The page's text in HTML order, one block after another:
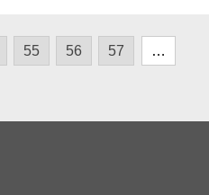
55 56 57
…